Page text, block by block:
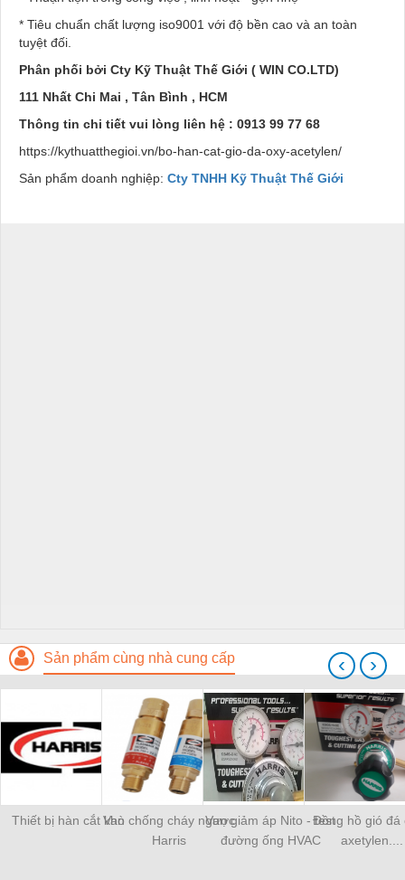
* Tiêu chuẩn chất lượng iso9001 với độ bền cao và an toàn
tuyệt đối.
Phân phối bởi Cty Kỹ Thuật Thế Giới ( WIN CO.LTD)
111 Nhất Chi Mai , Tân Bình , HCM
Thông tin chi tiết vui lòng liên hệ : 0913 99 77 68
https://kythuatthegioi.vn/bo-han-cat-gio-da-oxy-acetylen/
Sản phẩm doanh nghiệp: Cty TNHH Kỹ Thuật Thế Giới
Sản phẩm cùng nhà cung cấp
Thiết bị hàn cắt khòVan chống cháy ngược
Harris
Van giảm áp Nito - test
đường ống HVAC
Đồng hồ gió đá
axetylen....
‹ ›